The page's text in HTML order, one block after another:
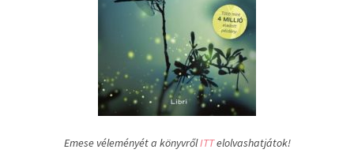
Emese véleményét a könyvrőlITTelolvashatjátok!